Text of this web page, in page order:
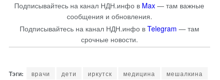
Подписывайтесь на канал НДН.инфо в Max — там важные
сообщения и обновления.
Подписывайтесь на канал НДН.инфо в Telegram — там
срочные новости.
врачи дети иркутск медицина
мешалкина